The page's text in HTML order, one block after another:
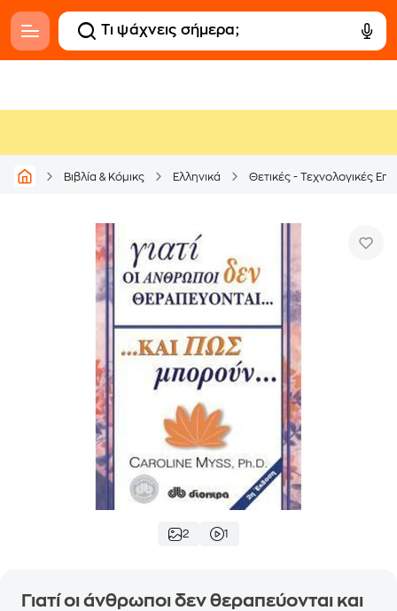
Βιβλία & Κόμικς Ελληνικά Θετικές - Τεχνολογικές
2 1
Γιατί οι άνθρωποι δεν θεραπεύονται και